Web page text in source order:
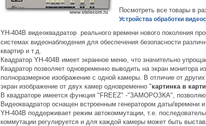
Посмотреть все товары в
Устройства обработки
YH-404B видеоквадратор реального времени нового поколения
системах видеонаблюдения для обеспечения безопасности
квартир и т.д.
Квадратор YH-404B имеет экранное меню, что значительно
Квадратор позволяет одновременно выводить на экран монитора
полноразмерное изображение с одной камеры. В отличие от
экран изображение от двух камер одновременно "картинка в
В квадраторе имеется функция "FREEZ" -"ЗАМОРОЗКА",
Видеоквадратор оснащен встроенным генератором даты/времени и
YH-404B поддерживает режим автокоммутации, т.е.
коммутации регулируется и для каждой камеры может быть